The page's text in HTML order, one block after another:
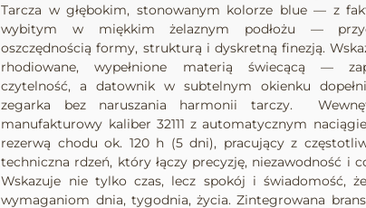
Tarcza w głębokim, stonowanym kolorze blue — z
wybitym w miękkim żelaznym podłożu —
oszczędnością formy, strukturą i dyskretną finezją.
rhodiowane, wypełnione materią świecącą —
czytelność, a datownik w subtelnym okienku
zegarka bez naruszania harmonii tarczy.
manufakturowy kaliber 32111 z automatycznym
rezerwą chodu ok. 120 h (5 dni), pracujący z
techniczna rdzeń, który łączy precyzję, niezawodność i
Wskazuje nie tylko czas, lecz spokój i świadomość,
wymaganiom dnia, tygodnia, życia. Zintegrowana